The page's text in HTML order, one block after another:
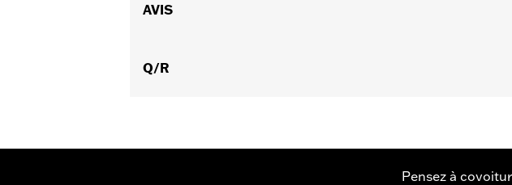
silencieux certifiés ECE. Comprend des embouts de
Diamètre:
Matière:Acier
AVIS
Q/R
Pensez à